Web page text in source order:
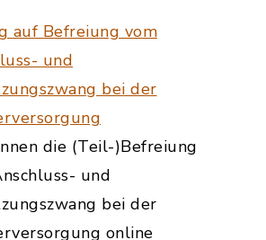
auf Befreiung vom
und
bei der
die (Teil-)Befreiung
und
bei der
online